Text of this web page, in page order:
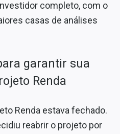
completo, com o
casas de análises
garantir sua
Renda
Renda estava fechado.
reabrir o projeto por